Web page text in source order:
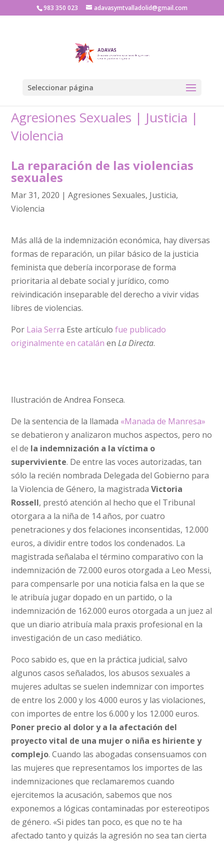
983 350 023 adavasymtvalladolid@gmail.com
Seleccionar página
Agresiones Sexuales | Justicia |
Violencia
La reparación de las violencias
sexuales
Mar 31, 2020 |Agresiones Sexuales, Justicia,
Violencia
Más allá de la indemnización económica, hay diversas
formas de reparación, un pilar básico de la justicia
feminista que debería incorporase de forma
prioritaria al debate social y jurídico, como
reivindicación inseparable del derecho a vivir vidas
libres de violencias.
Por Laia Serra Este artículofue publicado
originalmente en catalán enLa Directa.
Ilustración de Andrea Fonseca.
De la sentencia de la llamada «Manada de Manresa»
se debatieron y analizaron muchos aspectos, pero no
el de la indemnización a la víctima o
superviviente. De entre las voces autorizadas, tan
sólo la recién nombrada Delegada del Gobierno para
la Violencia de Género, la magistradaVictoria
Rossell, prestó atención al hecho que el Tribunal
otorgara a la niña de 14 años, por cuatro
penetraciones y dos felaciones inconsentidas, 12.000
euros, a dividir entre todos los condenados. La
magistrada señalaba el término comparativo con la
indemnización de 72.000 euros otorgada a Leo Messi,
para compensarle por una noticia falsa en la que se
le atribuía jugar dopado en un partido, o la
indemnización de 162.000 euros otorgada a un juez al
que un diario atribuía mala praxis profesional en la
investigación de un caso mediático.
Poco sabido es, que en la práctica judicial, salvo
algunos casos señalados, los abusos sexuales a
mujeres adultas se suelen indemnizar con importes
de entre los 2.000 y los 4.000 euros y las violaciones,
con importes de entre los 6.000 y los 12.000 euros.
Poner precio al dolor y a la afectación del
proyecto vital de una mujer o niña es hiriente y
complejo. Cuando las abogadas consensuamos con
las mujeres que representamos los importes de las
indemnizaciones que reclamaremos cuando
ejercitemos la acusación, sabemos que nos
exponemos a lógicas contaminadas por estereotipos
de género. «Si pides tan poco, es que no te ha
afectado tanto y quizás la agresión no sea tan cierta